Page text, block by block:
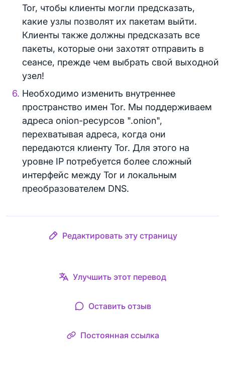
Tor, чтобы клиенты могли предсказать,
какие узлы позволят их пакетам выйти.
Клиенты также должны предсказать все
пакеты, которые они захотят отправить в
сеансе, прежде чем выбрать свой выходной
узел!
Необходимо изменить внутреннее
пространство имен Tor. Мы поддерживаем
адреса onion-ресурсов ".onion",
перехватывая адреса, когда они
передаются клиенту Tor. Для этого на
уровне IP потребуется более сложный
интерфейс между Tor и локальным
преобразователем DNS.
Редактировать эту страницу
Улучшить этот перевод
Оставить отзыв
Постоянная ссылка